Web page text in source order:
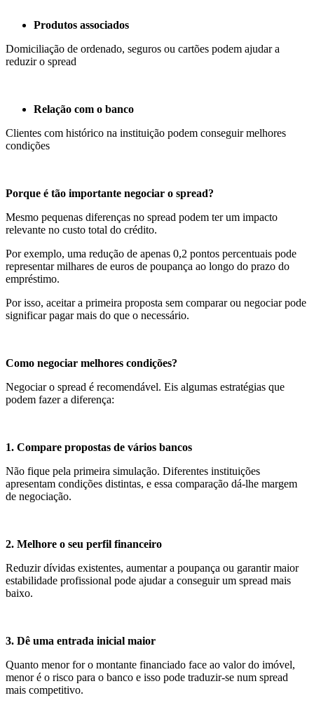
Produtos associados
Domiciliação de ordenado, seguros ou cartões podem ajudar a
reduzir o spread
Relação com o banco
Clientes com histórico na instituição podem conseguir melhores
condições
Porque é tão importante negociar o spread?
Mesmo pequenas diferenças no spread podem ter um impacto
relevante no custo total do crédito.
Por exemplo, uma redução de apenas 0,2 pontos percentuais pode
representar milhares de euros de poupança ao longo do prazo do
empréstimo.
Por isso, aceitar a primeira proposta sem comparar ou negociar pode
significar pagar mais do que o necessário.
Como negociar melhores condições?
Negociar o spread é recomendável. Eis algumas estratégias que
podem fazer a diferença:
1. Compare propostas de vários bancos
Não fique pela primeira simulação. Diferentes instituições
apresentam condições distintas, e essa comparação dá-lhe margem
de negociação.
2. Melhore o seu perfil financeiro
Reduzir dívidas existentes, aumentar a poupança ou garantir maior
estabilidade profissional pode ajudar a conseguir um spread mais
baixo.
3. Dê uma entrada inicial maior
Quanto menor for o montante financiado face ao valor do imóvel,
menor é o risco para o banco e isso pode traduzir-se num spread
mais competitivo.